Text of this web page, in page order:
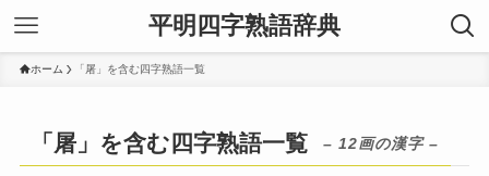
平明四字熟語辞典
ホーム 「屠」を含む四字熟語一覧
「屠」を含む四字熟語一覧 – 12画の漢字 –